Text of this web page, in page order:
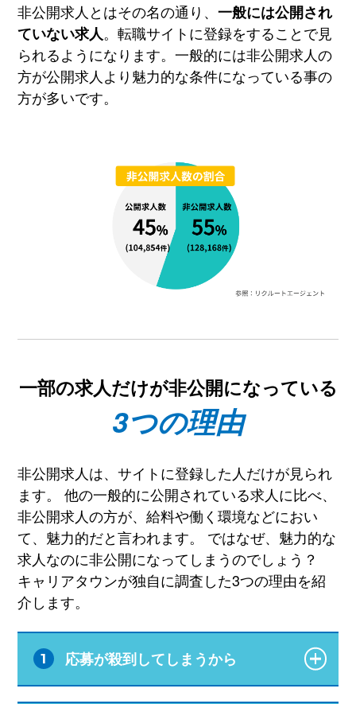
非公開求人とはその名の通り、一般には公開され
ていない求人。転職サイトに登録をすることで見
られるようになります。一般的には非公開求人の
方が公開求人より魅力的な条件になっている事の
方が多いです。
一部の求人だけが非公開になっている
3つの理由
非公開求人は、サイトに登録した人だけが見られ
ます。 他の一般的に公開されている求人に比べ、
非公開求人の方が、給料や働く環境などにおい
て、魅力的だと言われます。 ではなぜ、魅力的な
求人なのに非公開になってしまうのでしょう？
キャリアタウンが独自に調査した3つの理由を紹
介します。
1 応募が殺到してしまうから